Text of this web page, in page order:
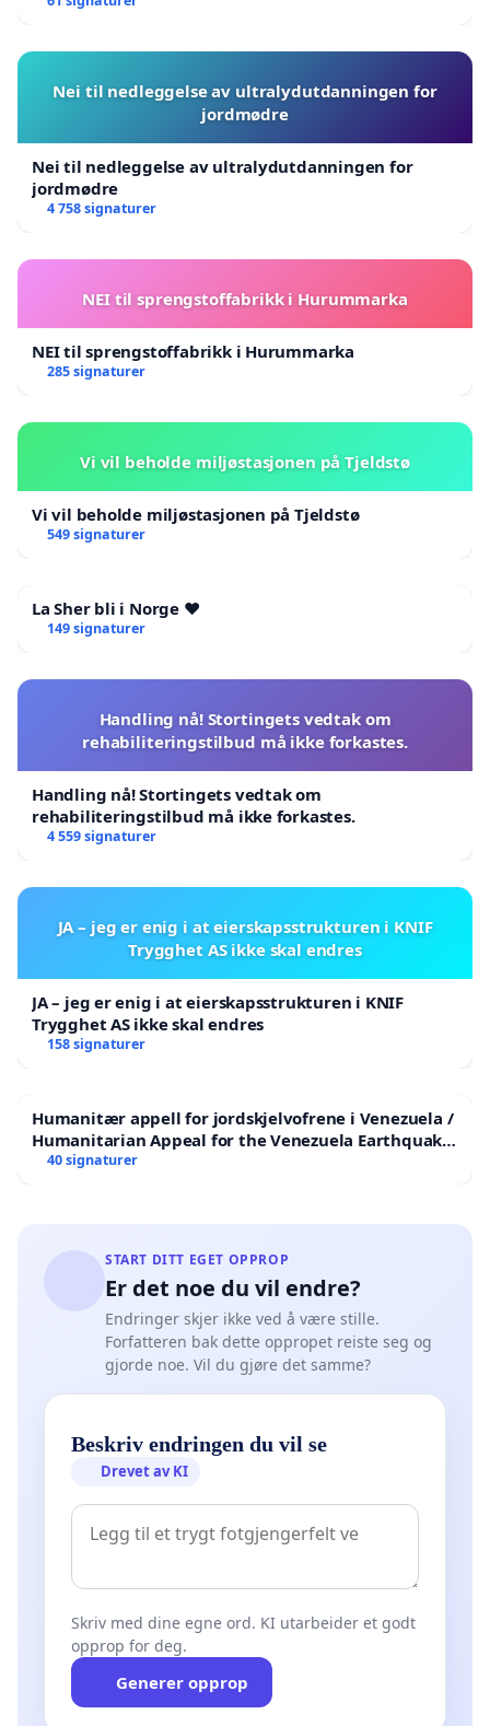
Nei til nedleggelse av ultralydutdanningen for
jordmødre
Nei til nedleggelse av ultralydutdanningen for
jordmødre
4 758 signaturer
NEI til sprengstoffabrikk i Hurummarka
NEI til sprengstoffabrikk i Hurummarka
285 signaturer
Vi vil beholde miljøstasjonen på Tjeldstø
Vi vil beholde miljøstasjonen på Tjeldstø
549 signaturer
La Sher bli i Norge ❤️
149 signaturer
Handling nå! Stortingets vedtak om
rehabiliteringstilbud må ikke forkastes.
Handling nå! Stortingets vedtak om
rehabiliteringstilbud må ikke forkastes.
4 559 signaturer
JA – jeg er enig i at eierskapsstrukturen i KNIF
Trygghet AS ikke skal endres
JA – jeg er enig i at eierskapsstrukturen i KNIF
Trygghet AS ikke skal endres
158 signaturer
Humanitær appell for jordskjelvofrene i Venezuela /
Humanitarian Appeal for the Venezuela Earthquake
Victims
40 signaturer
START DITT EGET OPPROP
Er det noe du vil endre?
Endringer skjer ikke ved å være stille.
Forfatteren bak dette oppropet reiste seg og
gjorde noe. Vil du gjøre det samme?
Beskriv endringen du vil se
Drevet av KI
Skriv med dine egne ord. KI utarbeider et godt
opprop for deg.
Generer opprop